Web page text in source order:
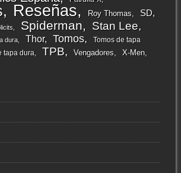
Reseñas Roy Thomas SD
Spiderman Stan Lee
dura Thor Tomos
Tomos de tapa
tapa dura TPB Vengadores X-Men